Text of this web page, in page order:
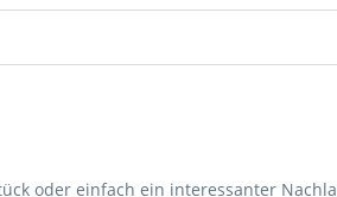
oder einfach ein interessanter